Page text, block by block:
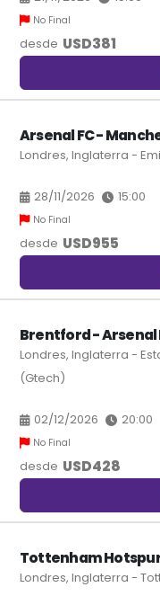
No Final
desde USD381
Arsenal FC -
Londres, Inglaterra -
28/11/2026 15:00
No Final
desde USD955
Brentford - Arsenal
Londres, Inglaterra -
(Gtech)
02/12/2026 20:00
No Final
desde USD428
Tottenham
Londres, Inglaterra -